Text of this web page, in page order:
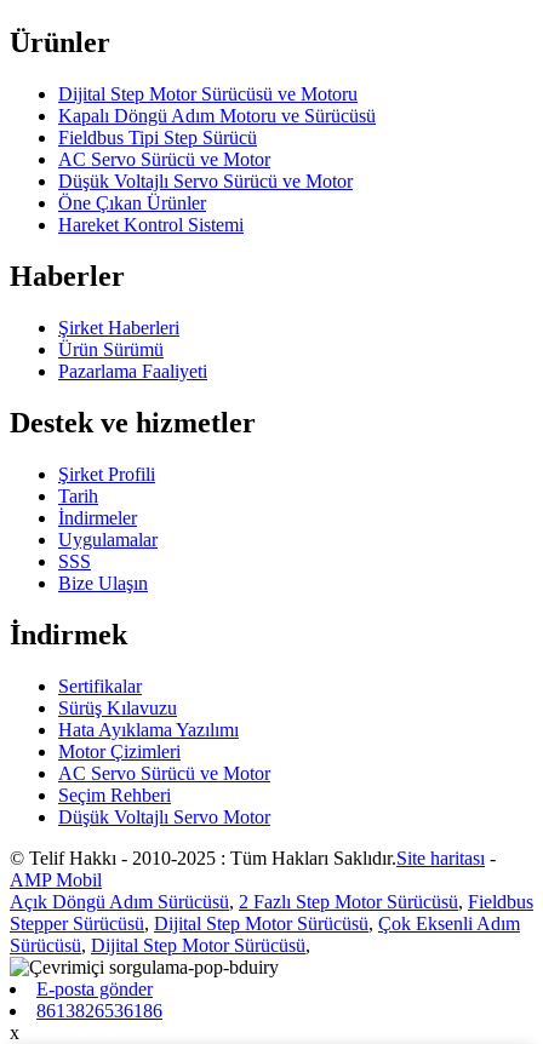
Ürünler
Dijital Step Motor Sürücüsü ve Motoru
Kapalı Döngü Adım Motoru ve Sürücüsü
Fieldbus Tipi Step Sürücü
AC Servo Sürücü ve Motor
Düşük Voltajlı Servo Sürücü ve Motor
Öne Çıkan Ürünler
Hareket Kontrol Sistemi
Haberler
Şirket Haberleri
Ürün Sürümü
Pazarlama Faaliyeti
Destek ve hizmetler
Şirket Profili
Tarih
İndirmeler
Uygulamalar
SSS
Bize Ulaşın
İndirmek
Sertifikalar
Sürüş Kılavuzu
Hata Ayıklama Yazılımı
Motor Çizimleri
AC Servo Sürücü ve Motor
Seçim Rehberi
Düşük Voltajlı Servo Motor
© Telif Hakkı - 2010-2025 : Tüm Hakları Saklıdır.Site haritası -
AMP Mobil
Açık Döngü Adım Sürücüsü, 2 Fazlı Step Motor Sürücüsü, Fieldbus
Stepper Sürücüsü, Dijital Step Motor Sürücüsü, Çok Eksenli Adım
Sürücüsü, Dijital Step Motor Sürücüsü,
E-posta gönder
8613826536186
x